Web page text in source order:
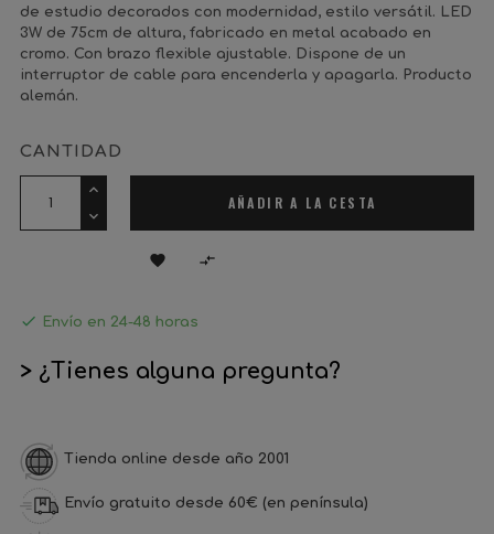
de estudio decorados con modernidad, estilo versátil. LED
3W de 75cm de altura, fabricado en metal acabado en
cromo. Con brazo flexible ajustable. Dispone de un
interruptor de cable para encenderla y apagarla. Producto
alemán.
CANTIDAD
AÑADIR A LA CESTA
 
 Envío en 24-48 horas
> ¿Tienes alguna pregunta?
Tienda online desde año 2001
Envío gratuito desde 60€ (en península)